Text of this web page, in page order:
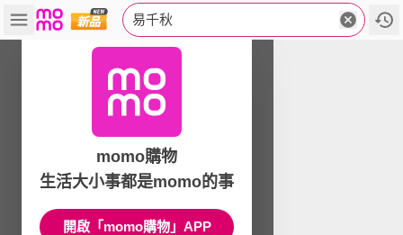
易千秋
momo購物
生活大小事都是momo的事
開啟「momo購物」APP